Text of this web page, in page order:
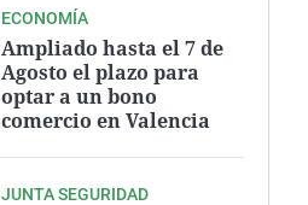
ECONOMÍA
Ampliado hasta el 7 de
Agosto el plazo para
optar a un bono
comercio en Valencia
JUNTA SEGURIDAD